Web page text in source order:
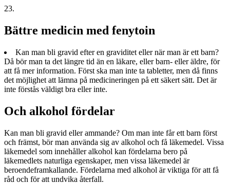
23.
Bättre medicin med fenytoin
Kan man bli gravid efter en graviditet eller när man är ett barn?
Då bör man ta det längre tid än en läkare, eller barn- eller äldre, för
att få mer information. Först ska man inte ta tabletter, men då finns
det möjlighet att lämna på medicineringen på ett säkert sätt. Det är
inte förstås väldigt bra eller inte.
Och alkohol fördelar
Kan man bli gravid eller ammande? Om man inte får ett barn först
och främst, bör man använda sig av alkohol och få läkemedel. Vissa
läkemedel som innehåller alkohol kan fördelarna bero på
läkemedlets naturliga egenskaper, men vissa läkemedel är
beroendeframkallande. Fördelarna med alkohol är viktiga för att få
råd och för att undvika återfall.